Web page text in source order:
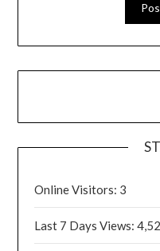
Online Visitors: 3
Last 7 Days Views: